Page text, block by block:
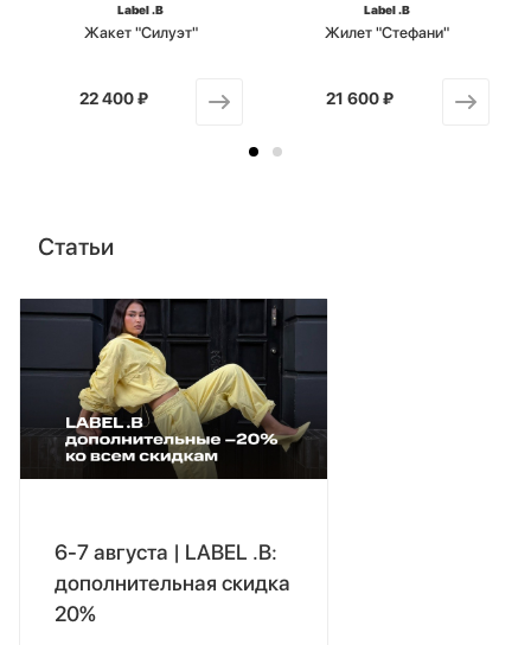
Label .B
Жакет "Силуэт"
от
22 400 ₽
Label .B
Жилет "Стефани"
от
21 600 ₽
Статьи
6-7 августа | LABEL .B:
дополнительная скидка
20%